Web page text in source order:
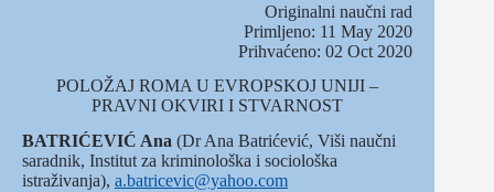
Originalni naučni rad
Primljeno: 11 May 2020
Prihvaćeno: 02 Oct 2020
POLOŽAJ ROMA U EVROPSKOJ UNIJI –
PRAVNI OKVIRI I STVARNOST
BATRIĆEVIĆ Ana (Dr Ana Batrićević, Viši naučni
saradnik, Institut za kriminološka i sociološka
istraživanja), a.batricevic@yahoo.com